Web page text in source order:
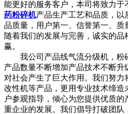
能更好的服务客户，本司将致力于
药粉碎机产品生产工艺和品质，以
品质量，用户第一、信誉第一、质
随着我们的发展与完善，诚实的品
赢。
我公司产品线气流分级机，粉
产品数量不断增加产品技术不断升
对社会产生了巨大作用。我们努力
改性机等产品，更用专业技术缔造
户参观指导，倾心为您提供优质
重企业的发展。我们倡导打破团队